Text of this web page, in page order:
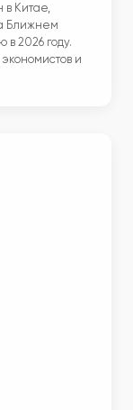
в Китае,
Ближнем
в 2026 году.
и